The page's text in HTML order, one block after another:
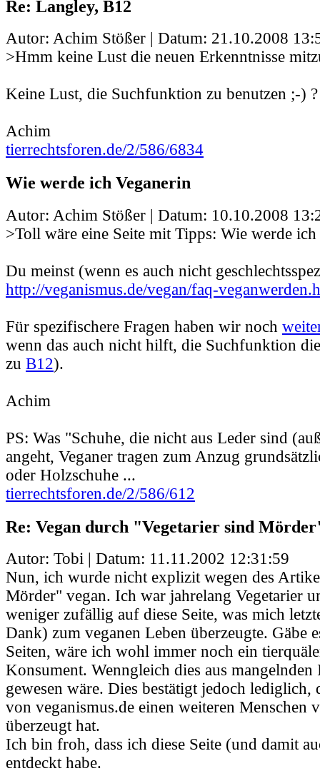
Re: Langley, B12
Autor: Achim Stößer | Datum: 21.10.2008
>Hmm keine Lust die neuen Erkenntnisse
Keine Lust, die Suchfunktion zu benutzen ;-) ?
Achim
tierrechtsforen.de/2/586/6834
Wie werde ich Veganerin
Autor: Achim Stößer | Datum: 10.10.2008
>Toll wäre eine Seite mit Tipps: Wie werde
Du meinst (wenn es auch nicht
http://veganismus.de/vegan/faq-
Für spezifischere Fragen haben wir noch
wenn das auch nicht hilft, die Suchfunktion
zu B12).
Achim
PS: Was "Schuhe, die nicht aus Leder sind
angeht, Veganer tragen zum Anzug
oder Holzschuhe ...
tierrechtsforen.de/2/586/612
Re: Vegan durch "Vegetarier sind
Autor: Tobi | Datum: 11.11.2002 12:31:59
Nun, ich wurde nicht explizit wegen des
Mörder" vegan. Ich war jahrelang Vegetarier
weniger zufällig auf diese Seite, was mich
Dank) zum veganen Leben überzeugte. Gäbe
Seiten, wäre ich wohl immer noch ein
Konsument. Wenngleich dies aus
gewesen wäre. Dies bestätigt jedoch lediglich,
von veganismus.de einen weiteren Menschen
überzeugt hat.
Ich bin froh, dass ich diese Seite (und damit
entdeckt habe.